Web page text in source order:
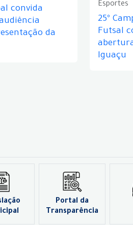
convida
da
Esportes
25º
Futsal
Iguaçu
Portal da
Transparência